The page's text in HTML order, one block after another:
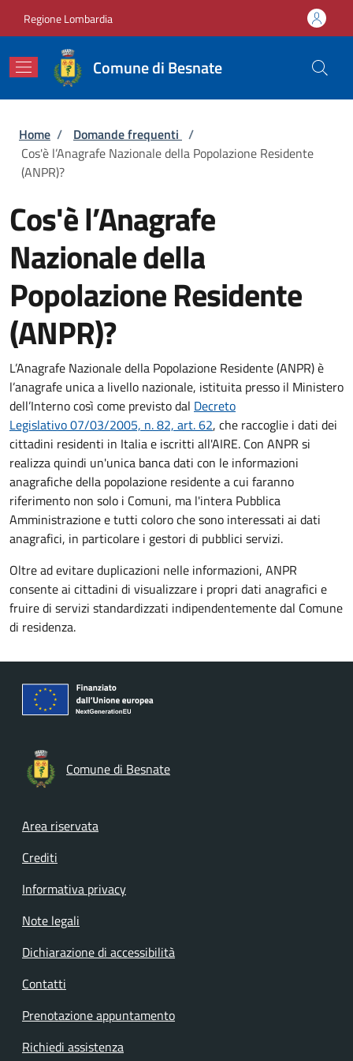
Regione Lombardia
Comune di Besnate
Briciole di pane
Home / Domande frequenti /
Cos'è l’Anagrafe Nazionale della Popolazione Residente
(ANPR)?
Cos'è l’Anagrafe
Nazionale della
Popolazione Residente
(ANPR)?
L’Anagrafe Nazionale della Popolazione Residente (ANPR) è
l’anagrafe unica a livello nazionale, istituita presso il Ministero
dell’Interno così come previsto dal Decreto
Legislativo 07/03/2005, n. 82, art. 62, che raccoglie i dati dei
cittadini residenti in Italia e iscritti all'AIRE. Con ANPR si
realizza quindi un'unica banca dati con le informazioni
anagrafiche della popolazione residente a cui faranno
riferimento non solo i Comuni, ma l'intera Pubblica
Amministrazione e tutti coloro che sono interessati ai dati
anagrafici, in particolare i gestori di pubblici servizi.
Oltre ad evitare duplicazioni nelle informazioni, ANPR
consente ai cittadini di visualizzare i propri dati anagrafici e
fruire di servizi standardizzati indipendentemente dal Comune
di residenza.
Comune di Besnate
Footer menu
Area riservata
Crediti
Informativa privacy
Note legali
Dichiarazione di accessibilità
Contatti
Prenotazione appuntamento
Richiedi assistenza